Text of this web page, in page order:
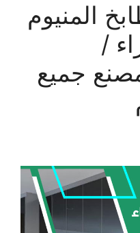
المنيوم
/
/ مصنع جميع